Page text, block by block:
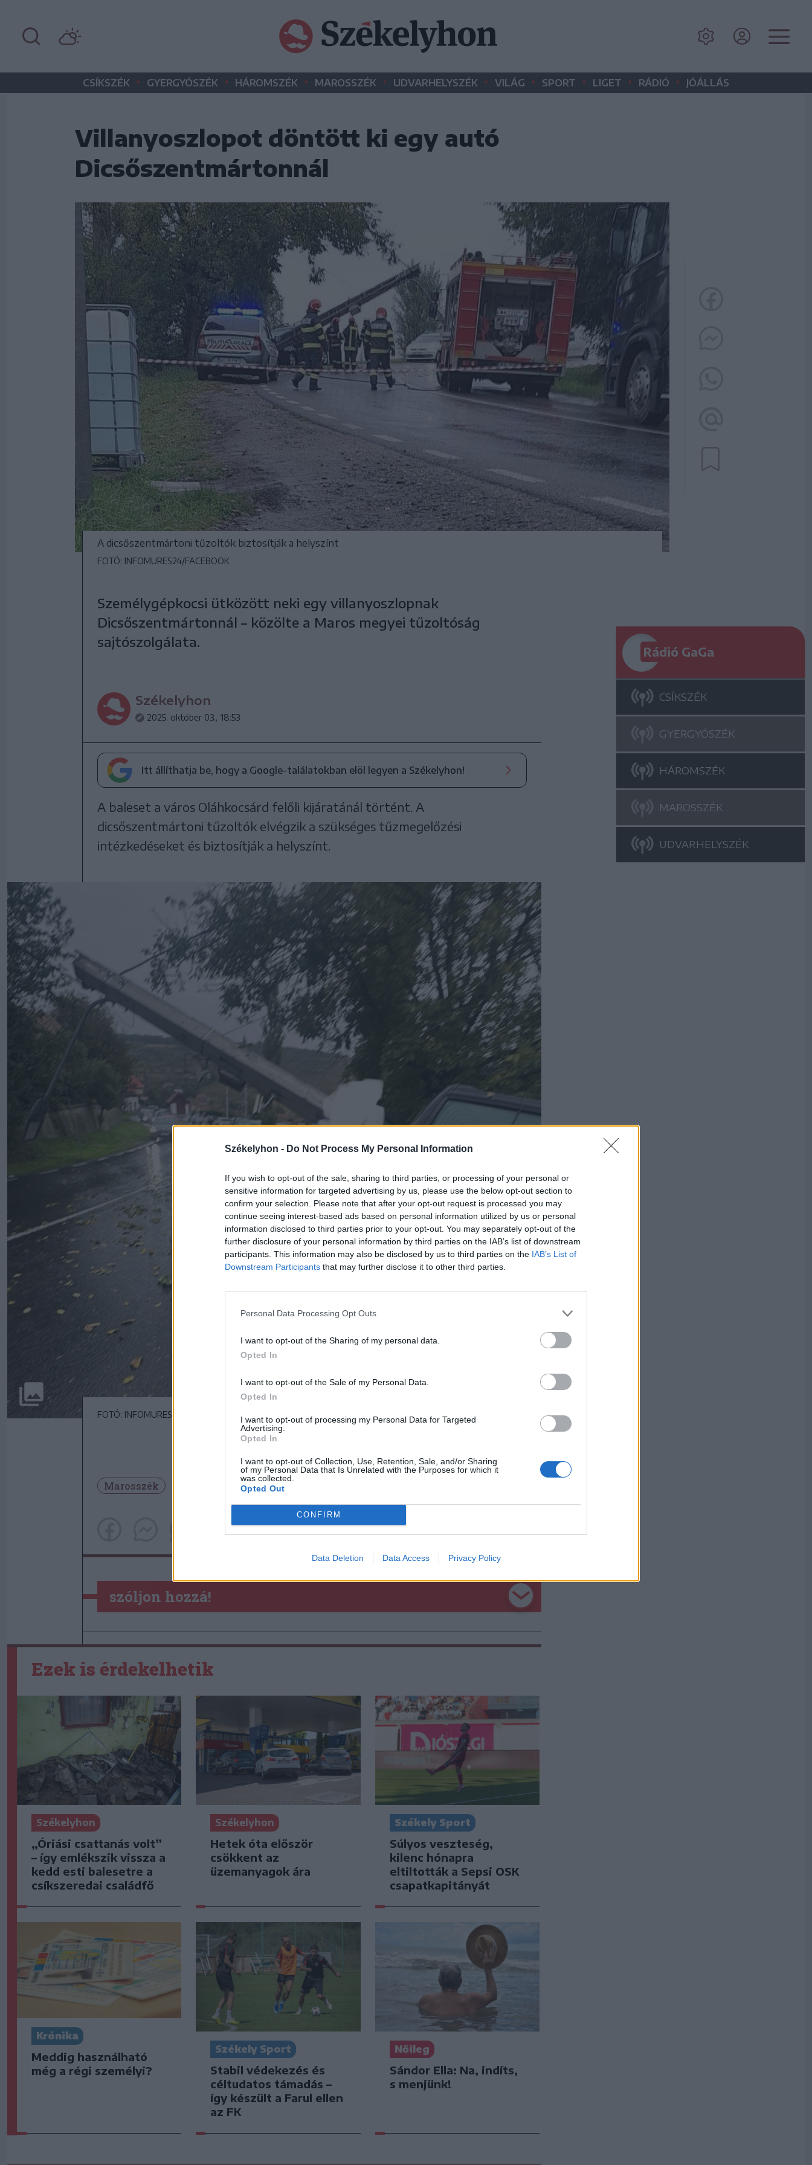
Székelyhon - Do Not Process My Personal Information
If you wish to opt-out of the sale, sharing to third parties, or processing of your personal or
sensitive information for targeted advertising by us, please use the below opt-out section to
confirm your selection. Please note that after your opt-out request is processed you may
continue seeing interest-based ads based on personal information utilized by us or personal
information disclosed to third parties prior to your opt-out. You may separately opt-out of the
further disclosure of your personal information by third parties on the IAB’s list of downstream
participants. This information may also be disclosed by us to third parties on the IAB’s List of
Downstream Participants that may further disclose it to other third parties.
Personal Data Processing Opt Outs
I want to opt-out of the Sharing of my personal data.
Opted In
I want to opt-out of the Sale of my Personal Data.
Opted In
I want to opt-out of processing my Personal Data for Targeted
Advertising.
Opted In
I want to opt-out of Collection, Use, Retention, Sale, and/or Sharing
of my Personal Data that Is Unrelated with the Purposes for which it
was collected.
Opted Out
CONFIRM
Data Deletion Data Access Privacy Policy
CSÍKSZÉK • GYERGYÓSZÉK • HÁROMSZÉK • MAROSSZÉK • UDVARHELYSZÉK • VILÁG • SPORT • LIGET • RÁDIÓ • JÓÁLLÁS
Villanyoszlopot döntött ki egy autó
Dicsőszentmártonnál
A dicsőszentmártoni tűzoltók biztosítják a helyszínt
FOTÓ: INFOMURES24/FACEBOOK
Személygépkocsi ütközött neki egy villanyoszlopnak
Dicsőszentmártonnál – közölte a Maros megyei tűzoltóság
sajtószolgálata.
Székelyhon
2025. október 03., 18:53
Itt állíthatja be, hogy a Google-találatokban elöl legyen a Székelyhon!
A baleset a város Oláhkocsárd felőli kijáratánál történt. A
dicsőszentmártoni tűzoltók elvégzik a szükséges tűzmegelőzési
intézkedéseket és biztosítják a helyszínt.
FOTÓ: INFOMURES24/FACEBOOK
Marosszék
szóljon hozzá!
Rádió GaGa
CSÍKSZÉK
GYERGYÓSZÉK
HÁROMSZÉK
MAROSSZÉK
UDVARHELYSZÉK
Ezek is érdekelhetik
Székelyhon
„Óriási csattanás volt”
– így emlékszik vissza a
kedd esti balesetre a
csíkszeredai családfő
Székelyhon
Hetek óta először
csökkent az
üzemanyagok ára
Székely Sport
Súlyos veszteség,
kilenc hónapra
eltiltották a Sepsi OSK
csapatkapitányát
Krónika
Meddig használható
még a régi személyi?
Székely Sport
Stabil védekezés és
céltudatos támadás –
így készült a Farul ellen
az FK
Nőileg
Sándor Ella: Na, indíts,
s menjünk!